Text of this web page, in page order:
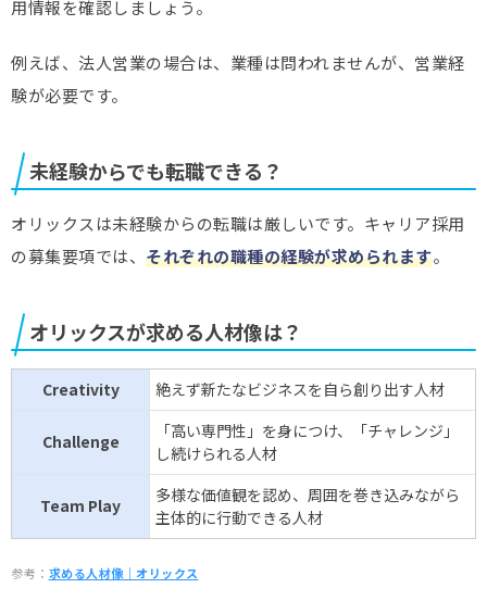
用情報を確認しましょう。
例えば、法人営業の場合は、業種は問われませんが、営業経
験が必要です。
未経験からでも転職できる？
オリックスは未経験からの転職は厳しいです。キャリア採用
の募集要項では、 それぞれの職種の経験が求められます。
オリックスが求める人材像は？
Creativity 絶えず新たなビジネスを自ら創り出す人材
Challenge
「高い専門性」を身につけ、「チャレンジ」
し続けられる人材
Team Play
多様な価値観を認め、周囲を巻き込みながら
主体的に行動できる人材
参考： 求める人材像｜オリックス